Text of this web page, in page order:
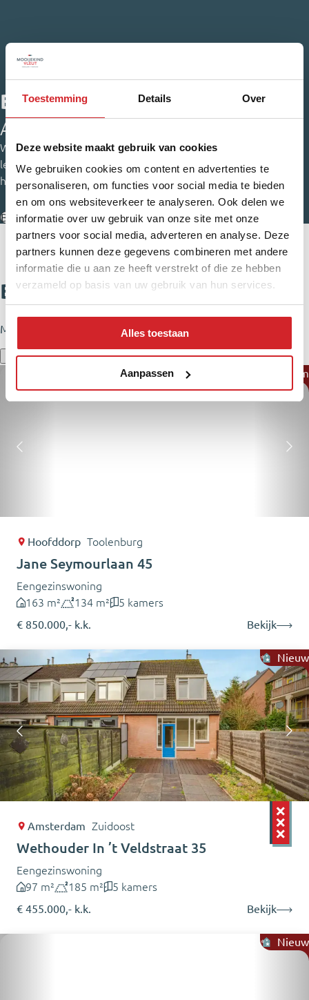
Toestemming Details Over
Deze website maakt gebruik van cookies
We gebruiken cookies om content en advertenties te
personaliseren, om functies voor social media te bieden
en om ons websiteverkeer te analyseren. Ook delen we
informatie over uw gebruik van onze site met onze
partners voor social media, adverteren en analyse. Deze
partners kunnen deze gegevens combineren met andere
informatie die u aan ze heeft verstrekt of die ze hebben
verzameld op basis van uw gebruik van hun services.
Alles toestaan
Aanpassen
Bekijk ons stappenplan
Alles over het kopen van een huis
Wat komt er allemaal kijken bij het kopen van een huis? Je
leest het in ons stappenplan over een huis kopen. Inclusief
handige tijdlijn en fijne video’s.
Bekijk het stappenplan
Bekijk onze woningen
Misschien staat jouw droomhuis er wel tussen.
Duurzaam
Hoofddorp Toolenburg
Jane Seymourlaan 45
Eengezinswoning
163 m²
134 m²
5 kamers
€ 850.000,- k.k.
Bekijk
Nieuw
Amsterdam Zuidoost
Wethouder In ’t Veldstraat 35
Eengezinswoning
97 m²
185 m²
5 kamers
€ 455.000,- k.k.
Bekijk
Nieuw